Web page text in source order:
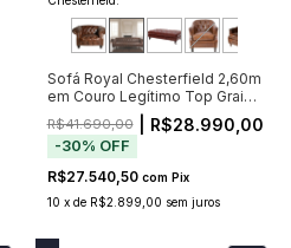
Sofá Royal Chesterfield 2,60m
em Couro Legítimo Top Grain
Marrom com Capitonê (Pré-
Venda - Envio a Partir de 20/11)
R$41.690,00| R$28.990,00
-30% OFF
R$27.540,50 com Pix
10 x de R$2.899,00 sem juros